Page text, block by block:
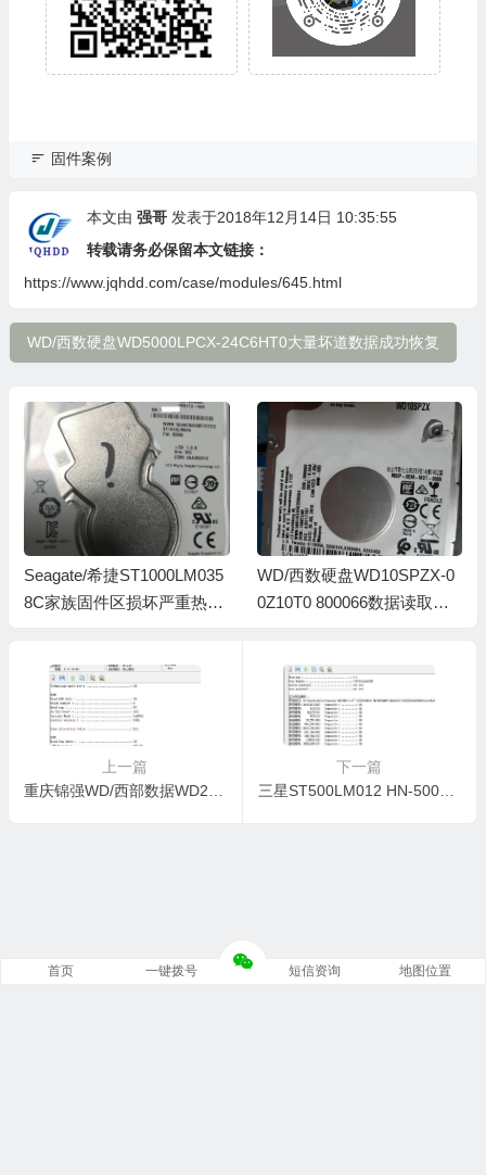
固件案例
本文由 强哥 发表于2018年12月14日 10:35:55
转载请务必保留本文链接：
https://www.jqhdd.com/case/modules/645.html
WD/西数硬盘WD5000LPCX-24C6HT0大量坏道数据成功恢复
WD/西数硬盘WD10SPZX-0
0Z10T0 800066数据读取慢
WD/西数硬盘WD5000M22K
-24Z1LT0坏道电脑卡机数据
上一篇
下一篇
三星ST500LM012 HN-500MBB开盘恢复恢复成功案例
首页 一键拨号 短信资询 地图位置